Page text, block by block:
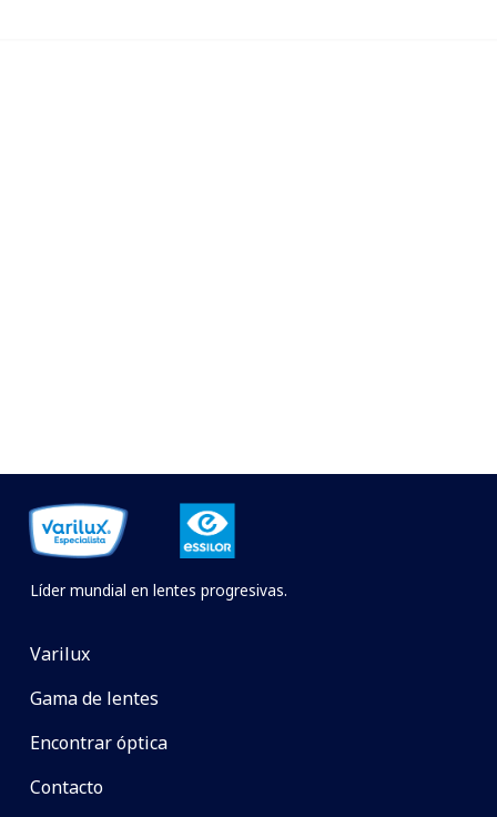
Líder mundial en lentes progresivas.
Varilux
Gama de lentes
Encontrar óptica
Contacto